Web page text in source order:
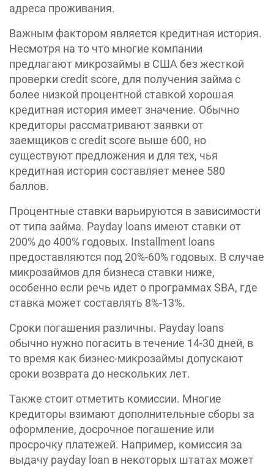
адреса проживания.
Важным фактором является кредитная история.
Несмотря на то что многие компании
предлагают микрозаймы в США без жесткой
проверки credit score, для получения займа с
более низкой процентной ставкой хорошая
кредитная история имеет значение. Обычно
кредиторы рассматривают заявки от
заемщиков с credit score выше 600, но
существуют предложения и для тех, чья
кредитная история составляет менее 580
баллов.
Процентные ставки варьируются в зависимости
от типа займа. Payday loans имеют ставки от
200% до 400% годовых. Installment loans
предоставляются под 20%-60% годовых. В случае
микрозаймов для бизнеса ставки ниже,
особенно если речь идет о программах SBA, где
ставка может составлять 8%-13%.
Сроки погашения различны. Payday loans
обычно нужно погасить в течение 14-30 дней, в
то время как бизнес-микрозаймы допускают
сроки возврата до нескольких лет.
Также стоит отметить комиссии. Многие
кредиторы взимают дополнительные сборы за
оформление, досрочное погашение или
просрочку платежей. Например, комиссия за
выдачу payday loan в некоторых штатах может